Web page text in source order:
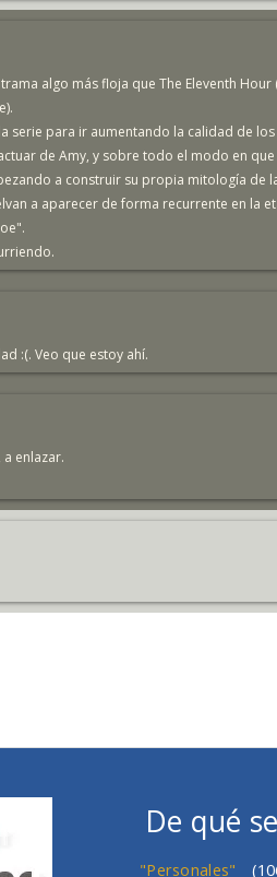
algo más floja que The Eleventh Hour
serie para ir aumentando la calidad de
de Amy, y sobre todo el modo en
a construir su propia mitología de
a aparecer de forma recurrente en la
:(. Veo que estoy ahí.
enlazar.
De qué
"Personales"